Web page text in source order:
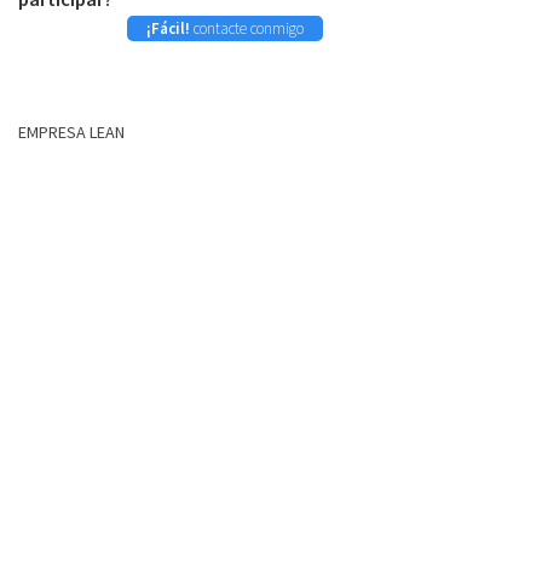
¡Fácil! contacte conmigo
EMPRESA LEAN